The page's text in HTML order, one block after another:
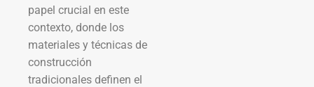
papel crucial en este
contexto, donde los
materiales y técnicas de
construcción
tradicionales definen el